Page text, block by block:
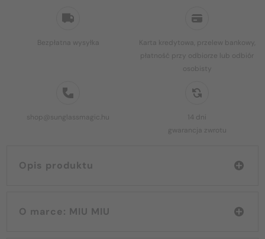
Bezpłatna wysyłka
Karta kredytowa, przelew bankowy,
płatność przy odbiorze lub odbiór
osobisty
shop@sunglassmagic.hu
14 dni
gwarancja zwrotu
Opis produktu
O marce: MIU MIU